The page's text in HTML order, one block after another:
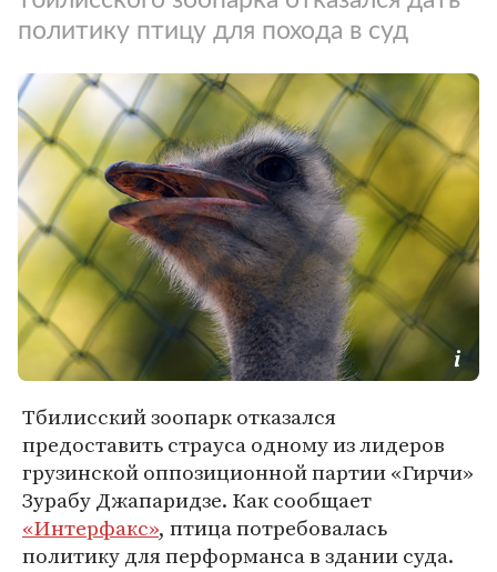
политику птицу для похода в суд
Тбилисский зоопарк отказался
предоставить страуса одному из лидеров
грузинской оппозиционной партии «Гирчи»
Зурабу Джапаридзе. Как сообщает
«Интерфакс», птица потребовалась
политику для перформанса в здании суда.